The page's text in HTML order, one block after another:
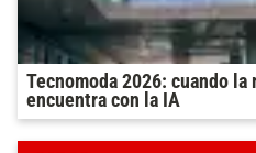
Tecnomoda 2026: cuando la
encuentra con la IA